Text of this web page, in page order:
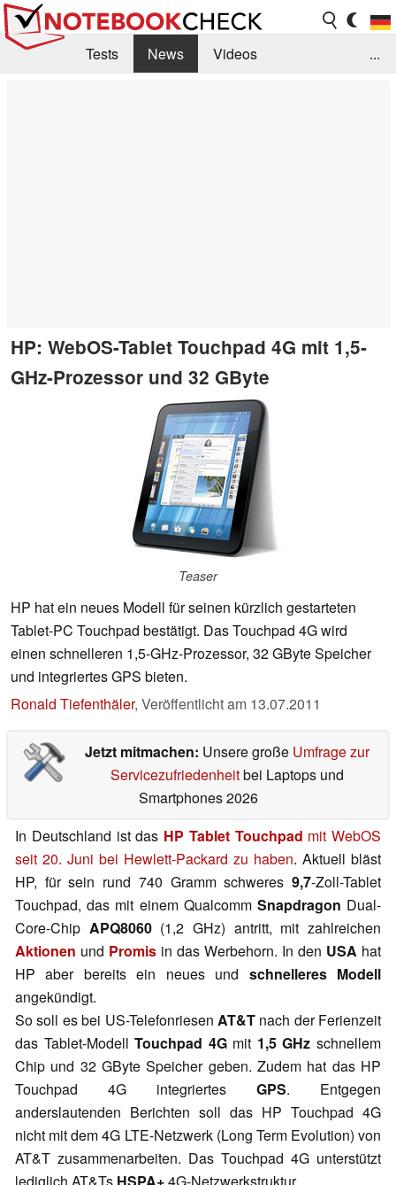
Tests News
Videos
...
HP: WebOS-Tablet Touchpad 4G mit 1,5-
GHz-Prozessor und 32 GByte
Teaser
HP hat ein neues Modell für seinen kürzlich gestarteten
Tablet-PC Touchpad bestätigt. Das Touchpad 4G wird
einen schnelleren 1,5-GHz-Prozessor, 32 GByte Speicher
und integriertes GPS bieten.
Ronald Tiefenthäler, Veröffentlicht am 13.07.2011
Jetzt mitmachen: Unsere große Umfrage zur
Servicezufriedenheitbei Laptops und
Smartphones 2026
In Deutschland ist das HP Tablet Touchpad mit WebOS
seit 20. Juni bei Hewlett-Packard zu haben. Aktuell bläst
HP, für sein rund 740 Gramm schweres 9,7-Zoll-Tablet
Touchpad, das mit einem Qualcomm Snapdragon Dual-
Core-Chip APQ8060(1,2 GHz) antritt, mit zahlreichen
Aktionen und Promis in das Werbehorn. In den USA hat
HP aber bereits ein neues und schnelleres Modell
angekündigt.
So soll es bei US-Telefonriesen AT&Tnach der Ferienzeit
das Tablet-ModellTouchpad 4Gmit 1,5 GHz schnellem
Chip und 32 GByte Speicher geben. Zudem hat das HP
Touchpad 4G integriertes GPS. Entgegen
anderslautenden Berichten soll das HP Touchpad 4G
nicht mit dem 4G LTE-Netzwerk (Long Term Evolution) von
AT&T zusammenarbeiten. Das Touchpad 4G unterstützt